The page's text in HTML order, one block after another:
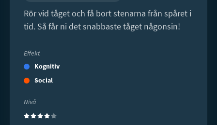
Rör vid tåget och få bort stenarna från spåret i
tid. Så får ni det snabbaste tåget någonsin!
Effekt
Kognitiv
Social
Nivå
(4)